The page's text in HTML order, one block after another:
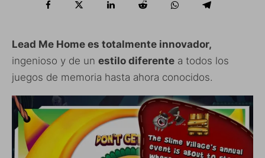
Lead Me Home es totalmente innovador,
ingenioso y de un estilo diferente a todos los
juegos de memoria hasta ahora conocidos.